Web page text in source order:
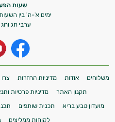
שעות
ימים א'-ה' בין השעות 09:00-
ערבי חג
משלוחים אודות מדיניות החזרות
תקנון האתר
מדיניות פרטיות
מועדון טבע בריא
תכנית שותפים
לקוחות ממליצים